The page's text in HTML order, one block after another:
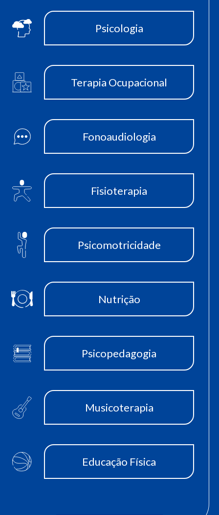
Psicologia
Terapia Ocupacional
Fonoaudiologia
Fisioterapia
Psicomotricidade
Nutrição
Psicopedagogia
Musicoterapia
Educação Física